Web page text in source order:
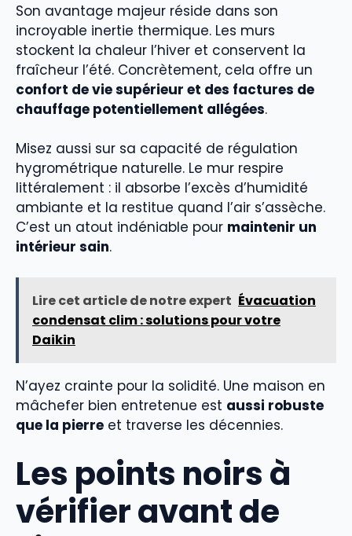
Son avantage majeur réside dans son
incroyable inertie thermique. Les murs
stockent la chaleur l’hiver et conservent la
fraîcheur l’été. Concrètement, cela offre un
confort de vie supérieur et des factures de
chauffage potentiellement allégées.
Misez aussi sur sa capacité de régulation
hygrométrique naturelle. Le mur respire
littéralement : il absorbe l’excès d’humidité
ambiante et la restitue quand l’air s’assèche.
C’est un atout indéniable pour maintenir un
intérieur sain.
Lire cet article de notre expert Évacuation
condensat clim : solutions pour votre
Daikin
N’ayez crainte pour la solidité. Une maison en
mâchefer bien entretenue est aussi robuste
que la pierre et traverse les décennies.
Les points noirs à
vérifier avant de